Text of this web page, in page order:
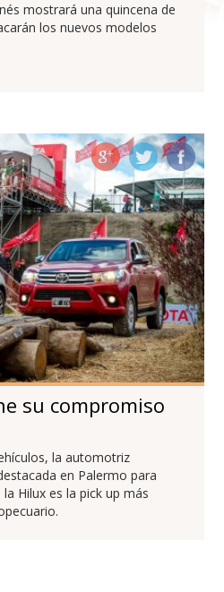
mostrará una quincena de
los nuevos modelos
su compromiso
la automotriz
en Palermo para
Hilux es la pick up más